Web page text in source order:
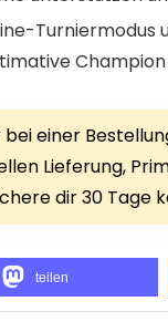
Champion
einer
Lieferung,
dir 30 Tage
teilen